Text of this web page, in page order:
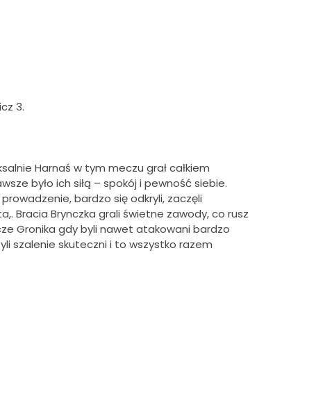
3.
Harnaś w tym meczu grał całkiem
było ich siłą – spokój i pewność siebie.
bardzo się odkryli, zaczęli
Bracia Brynczka grali świetne zawody, co rusz
Gronika gdy byli nawet atakowani bardzo
szalenie skuteczni i to wszystko razem